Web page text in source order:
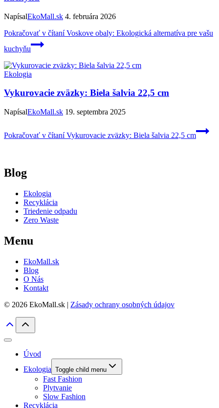
NapísalEkoMall.sk 4. februára 2026
Pokračovať v čítaníVoskove obaly: Ekologická alternatíva pre vašu
kuchyňu
Ekologia
Vykurovacie zväzky: Biela šalvia 22,5 cm
NapísalEkoMall.sk 19. septembra 2025
Pokračovať v čítaníVykurovacie zväzky: Biela šalvia 22,5 cm
Blog
Ekologia
Recyklácia
Triedenie odpadu
Zero Waste
Menu
EkoMall.sk
Blog
O Nás
Kontakt
© 2026 EkoMall.sk | Zásady ochrany osobných údajov
Úvod
Ekologia Toggle child menu
Fast Fashion
Plytvanie
Slow Fashion
Recyklácia